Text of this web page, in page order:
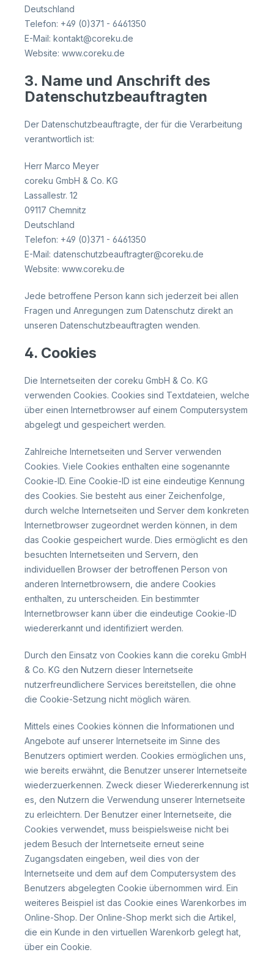
Deutschland
Telefon: +49 (0)371 - 6461350
E-Mail: kontakt@coreku.de
Website: www.coreku.de
3. Name und Anschrift des
Datenschutzbeauftragten
Der Datenschutzbeauftragte, der für die Verarbeitung
verantwortlich ist:
Herr Marco Meyer
coreku GmbH & Co. KG
Lassallestr. 12
09117 Chemnitz
Deutschland
Telefon: +49 (0)371 - 6461350
E-Mail: datenschutzbeauftragter@coreku.de
Website: www.coreku.de
Jede betroffene Person kann sich jederzeit bei allen
Fragen und Anregungen zum Datenschutz direkt an
unseren Datenschutzbeauftragten wenden.
4. Cookies
Die Internetseiten der coreku GmbH & Co. KG
verwenden Cookies. Cookies sind Textdateien, welche
über einen Internetbrowser auf einem Computersystem
abgelegt und gespeichert werden.
Zahlreiche Internetseiten und Server verwenden
Cookies. Viele Cookies enthalten eine sogenannte
Cookie-ID. Eine Cookie-ID ist eine eindeutige Kennung
des Cookies. Sie besteht aus einer Zeichenfolge,
durch welche Internetseiten und Server dem konkreten
Internetbrowser zugeordnet werden können, in dem
das Cookie gespeichert wurde. Dies ermöglicht es den
besuchten Internetseiten und Servern, den
individuellen Browser der betroffenen Person von
anderen Internetbrowsern, die andere Cookies
enthalten, zu unterscheiden. Ein bestimmter
Internetbrowser kann über die eindeutige Cookie-ID
wiedererkannt und identifiziert werden.
Durch den Einsatz von Cookies kann die coreku GmbH
& Co. KG den Nutzern dieser Internetseite
nutzerfreundlichere Services bereitstellen, die ohne
die Cookie-Setzung nicht möglich wären.
Mittels eines Cookies können die Informationen und
Angebote auf unserer Internetseite im Sinne des
Benutzers optimiert werden. Cookies ermöglichen uns,
wie bereits erwähnt, die Benutzer unserer Internetseite
wiederzuerkennen. Zweck dieser Wiedererkennung ist
es, den Nutzern die Verwendung unserer Internetseite
zu erleichtern. Der Benutzer einer Internetseite, die
Cookies verwendet, muss beispielsweise nicht bei
jedem Besuch der Internetseite erneut seine
Zugangsdaten eingeben, weil dies von der
Internetseite und dem auf dem Computersystem des
Benutzers abgelegten Cookie übernommen wird. Ein
weiteres Beispiel ist das Cookie eines Warenkorbes im
Online-Shop. Der Online-Shop merkt sich die Artikel,
die ein Kunde in den virtuellen Warenkorb gelegt hat,
über ein Cookie.